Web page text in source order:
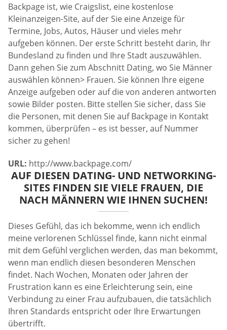
Backpage ist, wie Craigslist, eine kostenlose
Kleinanzeigen-Site, auf der Sie eine Anzeige für
Termine, Jobs, Autos, Häuser und vieles mehr
aufgeben können. Der erste Schritt besteht darin, Ihr
Bundesland zu finden und Ihre Stadt auszuwählen.
Dann gehen Sie zum Abschnitt Dating, wo Sie Männer
auswählen können> Frauen. Sie können Ihre eigene
Anzeige aufgeben oder auf die von anderen antworten
sowie Bilder posten. Bitte stellen Sie sicher, dass Sie
die Personen, mit denen Sie auf Backpage in Kontakt
kommen, überprüfen – es ist besser, auf Nummer
sicher zu gehen!
URL: http://www.backpage.com/
AUF DIESEN DATING- UND NETWORKING-
SITES FINDEN SIE VIELE FRAUEN, DIE
NACH MÄNNERN WIE IHNEN SUCHEN!
Dieses Gefühl, das ich bekomme, wenn ich endlich
meine verlorenen Schlüssel finde, kann nicht einmal
mit dem Gefühl verglichen werden, das man bekommt,
wenn man endlich diesen besonderen Menschen
findet. Nach Wochen, Monaten oder Jahren der
Frustration kann es eine Erleichterung sein, eine
Verbindung zu einer Frau aufzubauen, die tatsächlich
Ihren Standards entspricht oder Ihre Erwartungen
übertrifft.